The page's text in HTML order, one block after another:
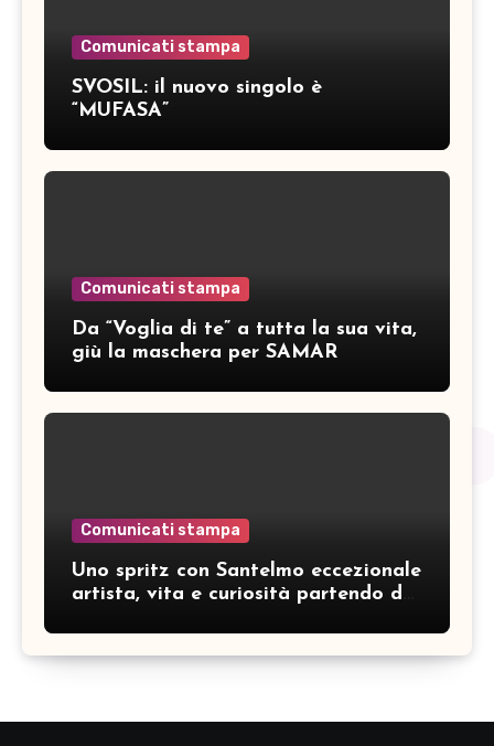
Comunicati stampa
SVOSIL: il nuovo singolo è
“MUFASA”
Comunicati stampa
Da “Voglia di te” a tutta la sua vita,
giù la maschera per SAMAR
Comunicati stampa
Uno spritz con Santelmo eccezionale
artista, vita e curiosità partendo da